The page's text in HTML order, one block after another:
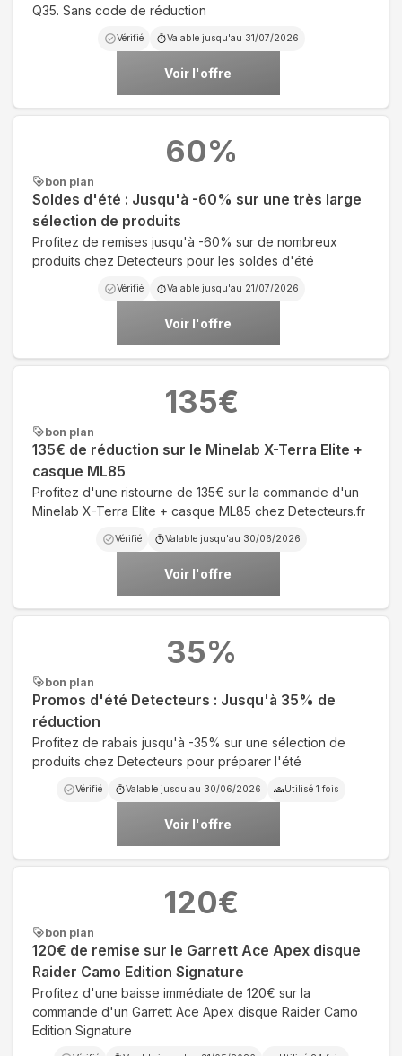
Q35. Sans code de réduction
Vérifié Valable jusqu'au 31/07/2026
Voir l'offre
bon plan
Soldes d'été : Jusqu'à -60% sur une très large
sélection de produits
Profitez de remises jusqu'à -60% sur de nombreux
produits chez Detecteurs pour les soldes d'été
Vérifié Valable jusqu'au 21/07/2026
Voir l'offre
60%
bon plan
135€ de réduction sur le Minelab X-Terra Elite +
casque ML85
Profitez d'une ristourne de 135€ sur la commande d'un
Minelab X-Terra Elite + casque ML85 chez Detecteurs.fr
Vérifié Valable jusqu'au 30/06/2026
Voir l'offre
135€
bon plan
Promos d'été Detecteurs : Jusqu'à 35% de
réduction
Profitez de rabais jusqu'à -35% sur une sélection de
produits chez Detecteurs pour préparer l'été
Vérifié Valable jusqu'au 30/06/2026 Utilisé 1 fois
Voir l'offre
35%
bon plan
120€ de remise sur le Garrett Ace Apex disque
Raider Camo Edition Signature
Profitez d'une baisse immédiate de 120€ sur la
commande d'un Garrett Ace Apex disque Raider Camo
Edition Signature
120€